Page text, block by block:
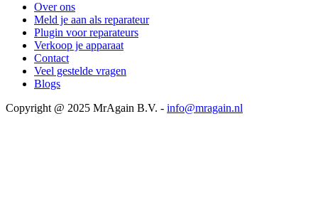
Over ons
Meld je aan als reparateur
Plugin voor reparateurs
Verkoop je apparaat
Contact
Veel gestelde vragen
Blogs
Copyright @ 2025 MrAgain B.V. - info@mragain.nl